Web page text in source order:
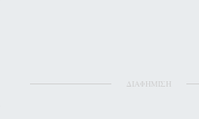
ΔΙΑΦΗΜΙΣΗ